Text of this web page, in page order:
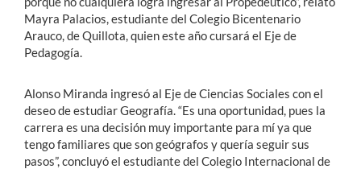
Mayra Palacios, estudiante del Colegio Bicentenario
Arauco, de Quillota, quien este año cursará el Eje de
Pedagogía.
Alonso Miranda ingresó al Eje de Ciencias Sociales con el
deseo de estudiar Geografía. “Es una oportunidad, pues la
carrera es una decisión muy importante para mí ya que
tengo familiares que son geógrafos y quería seguir sus
pasos”, concluyó el estudiante del Colegio Internacional de